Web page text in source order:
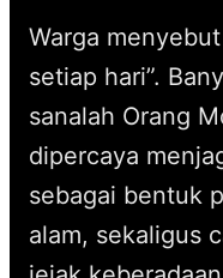
Warga
setiap hari”.
sanalah Orang
dipercaya
sebagai bentuk
alam, sekaligus